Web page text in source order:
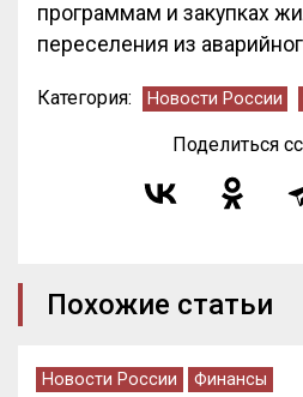
программам и закупках
переселения из
Категория: Новости России
Поделиться
Похожие статьи
Новости России Финансы